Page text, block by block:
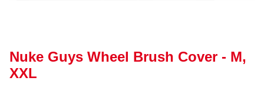
Nuke Guys Wheel Brush Cover - M,
XXL